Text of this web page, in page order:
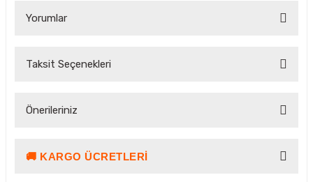
Yorumlar
Taksit Seçenekleri
Önerileriniz
Bu ürünün fiyat bilgisi, resim, ürün açıklamalarında ve diğer
🚚 KARGO ÜCRETLERI